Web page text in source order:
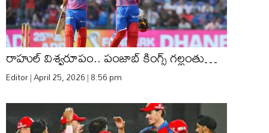
రాహుల్ విశ్వరూపం.. పంజాబ్ కింగ్స్ గల్లంతు…
Editor April 25, 2026 8:56 pm